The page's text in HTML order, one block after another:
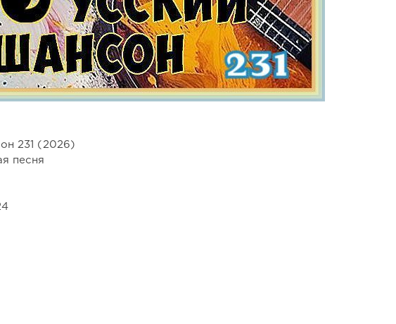
231 (2026)
песня